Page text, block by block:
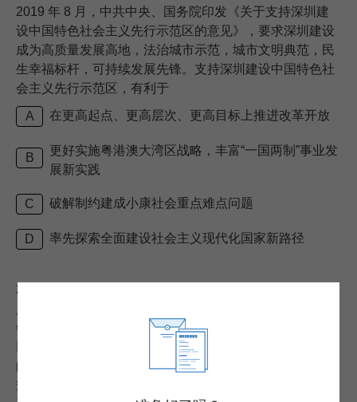
2019 年 8 月，中共中央、国务院印发《关于支持深圳建
设中国特色社会主义先行示范区的意见》，要求深圳建设
成为高质量发展高地，法治城市示范，城市文明典范，民
生幸福标杆，可持续发展先锋。支持深圳建设中国特色社
会主义先行示范区，有利于
A 在更高起点、更高层次、更高目标上推进改革开放
B
更好实施粤港澳大湾区战略，丰富“一国两制”事业发
展新实践
C 破解制约建成小康社会重点难点问题
D 率先探索全面建设社会主义现代化国家新路径
24.
年，我国已有 7 亿多人摆脱贫困，占全球减贫人口的 70%
以上， 中国是第一个完成联合国千年发展目标中减贫目标
的发展中国家，也是唯一一个实现了经济较快增长，与大
规模减贫同步，综合国力增强与人民生活水平提高同步，